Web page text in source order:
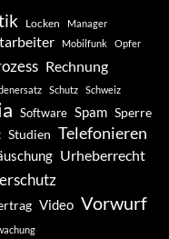
Locken Manager
Mobilfunk Opfer
Rechnung
Schutz Schweiz
Software Spam Sperre
Studien Telefonieren
Urheberrecht
Video Vorwurf